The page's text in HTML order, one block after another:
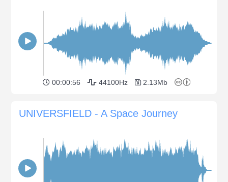
00:00:56 44100Hz 2.13Mb
UNIVERSFIELD - A Space Journey